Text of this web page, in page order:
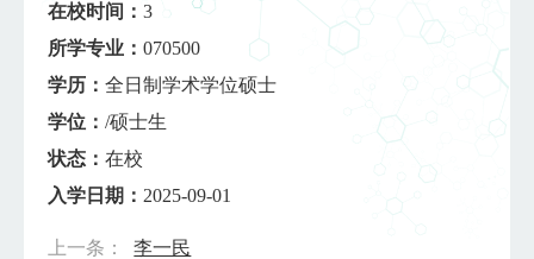
在校时间： 3
所学专业： 070500
学历： 全日制学术学位硕士
学位： /硕士生
状态： 在校
入学日期： 2025-09-01
上一条： 李一民